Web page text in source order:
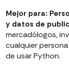
Mejor para:
y datos de
mercadólogos,
cualquier
de usar Python.